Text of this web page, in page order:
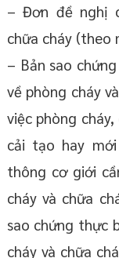
– Đơn đề nghị
chữa cháy (theo
– Bản sao
về phòng cháy
việc phòng
cải tạo hay
thông cơ giới
cháy và chữa
sao chứng thực
cháy và chữa